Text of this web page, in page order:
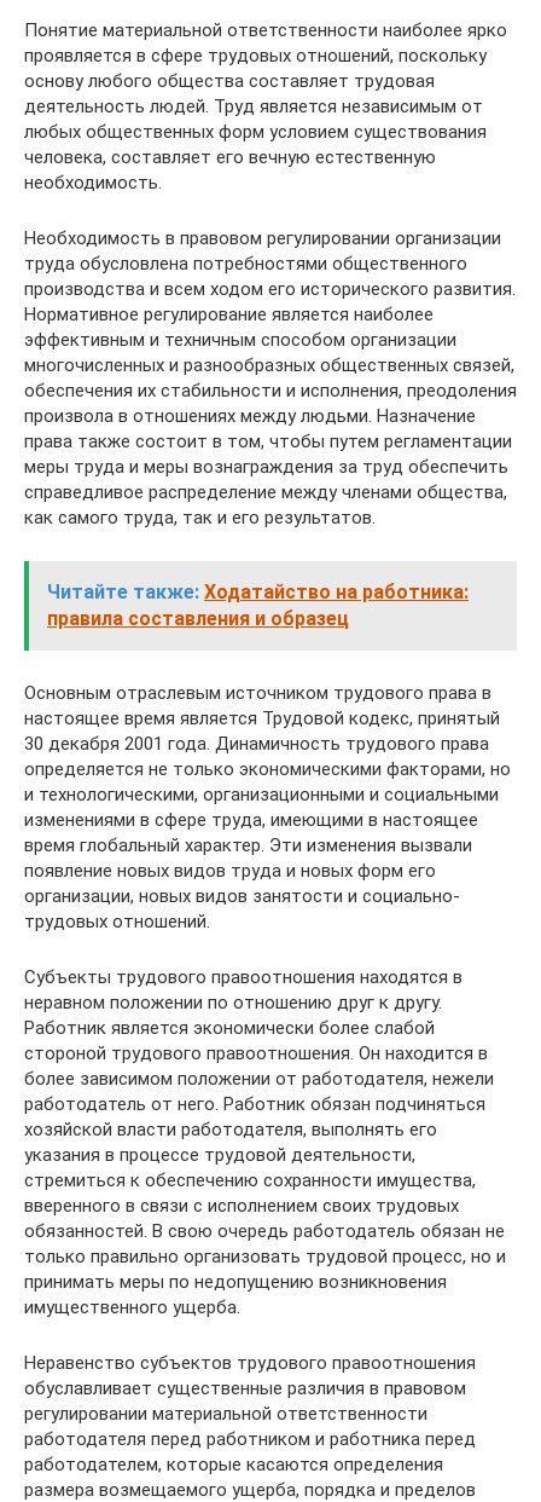
Понятие материальной ответственности наиболее ярко
проявляется в сфере трудовых отношений, поскольку
основу любого общества составляет трудовая
деятельность людей. Труд является независимым от
любых общественных форм условием существования
человека, составляет его вечную естественную
необходимость.
Необходимость в правовом регулировании организации
труда обусловлена потребностями общественного
производства и всем ходом его исторического развития.
Нормативное регулирование является наиболее
эффективным и техничным способом организации
многочисленных и разнообразных общественных связей,
обеспечения их стабильности и исполнения, преодоления
произвола в отношениях между людьми. Назначение
права также состоит в том, чтобы путем регламентации
меры труда и меры вознаграждения за труд обеспечить
справедливое распределение между членами общества,
как самого труда, так и его результатов.
Читайте также: Ходатайство на работника:
правила составления и образец
Основным отраслевым источником трудового права в
настоящее время является Трудовой кодекс, принятый
30 декабря 2001 года. Динамичность трудового права
определяется не только экономическими факторами, но
и технологическими, организационными и социальными
изменениями в сфере труда, имеющими в настоящее
время глобальный характер. Эти изменения вызвали
появление новых видов труда и новых форм его
организации, новых видов занятости и социально-
трудовых отношений.
Субъекты трудового правоотношения находятся в
неравном положении по отношению друг к другу.
Работник является экономически более слабой
стороной трудового правоотношения. Он находится в
более зависимом положении от работодателя, нежели
работодатель от него. Работник обязан подчиняться
хозяйской власти работодателя, выполнять его
указания в процессе трудовой деятельности,
стремиться к обеспечению сохранности имущества,
вверенного в связи с исполнением своих трудовых
обязанностей. В свою очередь работодатель обязан не
только правильно организовать трудовой процесс, но и
принимать меры по недопущению возникновения
имущественного ущерба.
Неравенство субъектов трудового правоотношения
обуславливает существенные различия в правовом
регулировании материальной ответственности
работодателя перед работником и работника перед
работодателем, которые касаются определения
размера возмещаемого ущерба, порядка и пределов